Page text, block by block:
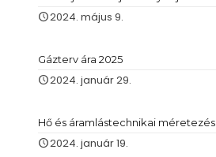
2024. május 9.
Gázterv ára 2025
2024. január 29.
Hő és áramlástechnikai méretezés
2024. január 19.